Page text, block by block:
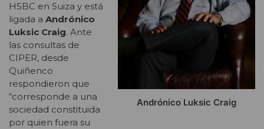
Andrónico Luksic Craig
HSBC en Suiza y está
ligada a Andrónico
Luksic Craig. Ante
las consultas de
CIPER, desde
Quiñenco
respondieron que
“corresponde a una
sociedad constituida
por quien fuera su